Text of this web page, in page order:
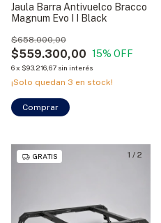
Jaula Barra Antivuelco Bracco
Magnum Evo I I Black
$559.300,00
$658.000,00
15% OFF
6x $93.216,67 sin interés
¡Solo quedan 3 en stock!
Comprar
1 / 2
GRATIS